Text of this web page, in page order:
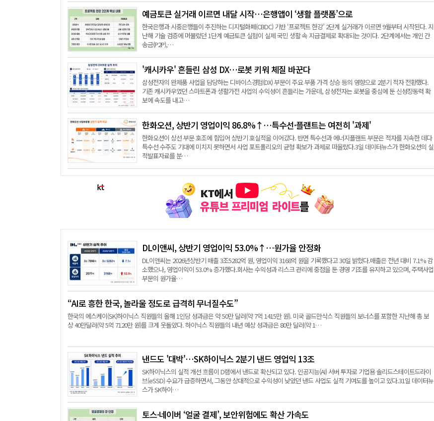
예금토큰 실거래 이르면 내달 시작…은행앱이 ‘생활 플랫폼’으로
한국은행과 시중은행들이 추진하는 디지털화폐(CBDC) 기반 ‘프로젝트 한강’ 2단계 실거래가 이르면 9월부터 시작된다. 지
난해 기술 검증에 머물렀던 1단계 예금토큰 실험이 실제 국민 생활 속 지급결제로 확대되는 것이다. 2단계에서는 개인 간
송금(P2P),…
'캐시카우' 흔들린 삼성 DX…로봇 키워 체질 바꾼다
삼성전자의 완제품 사업을 담당하는 디바이스경험(DX) 부문이 주요 부품 가격 상승 등의 영향으로 2분기 적자 전환했다.
기존 캐시카우였던 스마트폰과 생활가전 사업의 수익성이 흔들리는 가운데, 삼성전자는 로봇을 중심에 둔 신성장동력 확
보에 속도를 내고…
한화오션, 상반기 영업이익 86.8%↑…특수선·플랜트는 여전히 '과제'
한화오션이 상선 부문 호조에 힘입어 상반기 호실적을 이어갔다. 반면 특수선과 에너지플랜트 부문은 적자를 지속한 데다
특수선 수주도 기대에 미치지 못하면서 사업 포트폴리오의 균형 확보가 과제로 떠올랐다.3일 데이터뉴스가 한화오션의 실
적발표자료를 분…
DL이앤씨, 상반기 영업이익 53.0%↑…원가율 안정화
DL이앤씨는 2026년상반기 매출 3조5282억 원, 영업이익 3168억 원을 기록했다고 30일 밝혔다.매출은 전년 대비 7.1% 감
소했으나, 영업이익이 53.0% 증가했다.회사는 수익성과 리스크 관리에 중점을 둔 경영 기조를 유지하고 있으며, 주택사업
부문의 원가율…
“AI로 흥한 한국, 놀라울 정도로 급격히 무너질수도”
한국의 에스케이(SK)하이닉스 직원들의 올해 1인당 성과급은 약 50만 달러(약 7억 1415만 원). 미국 골드만삭스 직원들의 보너스를 포함한 지난해 총 보
상 40만달러(약 5억 7120만 원)를 크게 웃돌았다. 하이닉스 직원들의 내년 예상 성과급은 80만 달러(약 1…
낸드도 '대박'…SK하이닉스 2분기 낸드 영업익 13조
SK하이닉스의 실적 개선 흐름이 D램에서 낸드로 확산되고 있다. 인공지능(AI) 서버 투자로 기업용 솔리드스테이트드라이
브(eSSD) 수요가 급증하면서, 그동안 상대적으로 수익성이 낮았던 낸드 사업도 실적 기여도를 높이고 있다.31일 데이터뉴
스가 SK하이…
토스·네이버 ‘얼굴 결제’, 보안위험에도 확산 가속도